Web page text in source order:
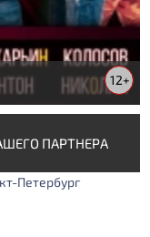
12+
ПАРТНЕРА